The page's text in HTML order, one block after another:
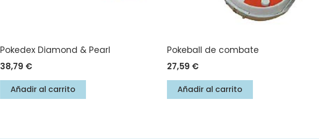
Pokedex Diamond & Pearl
38,79 €
Añadir al carrito
Pokeball de combate
27,59 €
Añadir al carrito